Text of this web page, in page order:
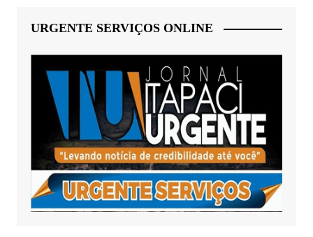
URGENTE SERVIÇOS ONLINE